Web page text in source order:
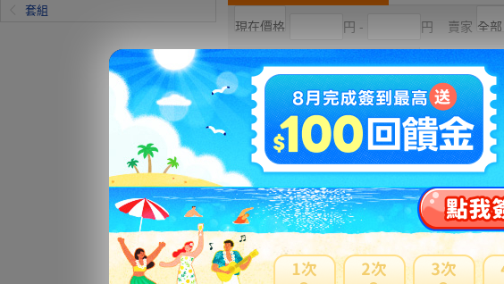
套組
円 - 円 賣家
現在出價 直購價 競標高到低